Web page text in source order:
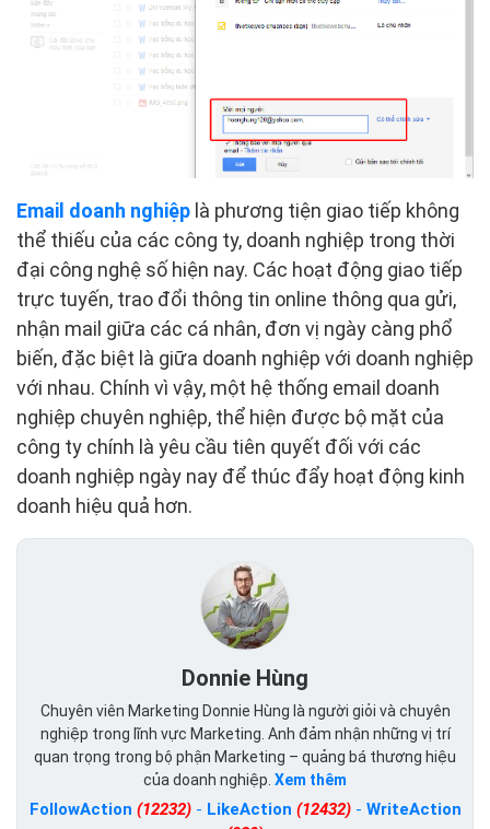
Email doanh nghiệp là phương tiện giao tiếp không
thể thiếu của các công ty, doanh nghiệp trong thời
đại công nghệ số hiện nay. Các hoạt động giao tiếp
trực tuyến, trao đổi thông tin online thông qua gửi,
nhận mail giữa các cá nhân, đơn vị ngày càng phổ
biến, đặc biệt là giữa doanh nghiệp với doanh nghiệp
với nhau. Chính vì vậy, một hệ thống email doanh
nghiệp chuyên nghiệp, thể hiện được bộ mặt của
công ty chính là yêu cầu tiên quyết đối với các
doanh nghiệp ngày nay để thúc đẩy hoạt động kinh
doanh hiệu quả hơn.
Donnie Hùng
Chuyên viên Marketing Donnie Hùng là người giỏi và chuyên
nghiệp trong lĩnh vực Marketing. Anh đảm nhận những vị trí
quan trọng trong bộ phận Marketing – quảng bá thương hiệu
của doanh nghiệp. Xem thêm
FollowAction (12232)- LikeAction (12432)- WriteAction